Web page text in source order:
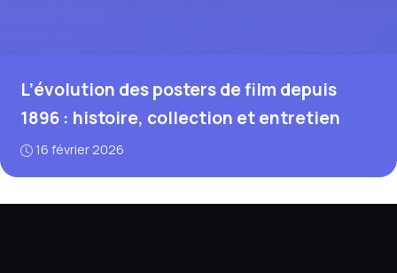
L’évolution des posters de film depuis
1896 : histoire, collection et entretien
16 février 2026